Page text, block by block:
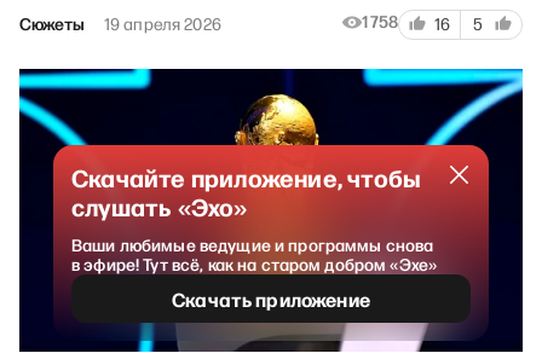
Сюжеты 19 апреля 2026 1758 16 5
Скачайте приложение, чтобы
слушать «Эхо»
Ваши любимые ведущие и программы снова
в эфире! Тут всё, как на старом добром «Эхе»
Скачать приложение